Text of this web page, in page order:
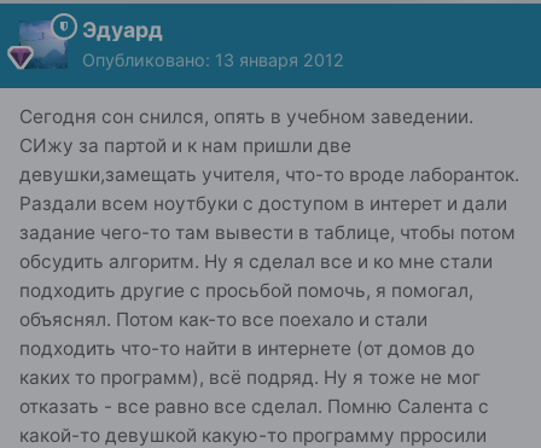
Эдуард
Опубликовано: 13 января 2012
Сегодня сон снился, опять в учебном заведении.
СИжу за партой и к нам пришли две
девушки,замещать учителя, что-то вроде лаборанток.
Раздали всем ноутбуки с доступом в интерет и дали
задание чего-то там вывести в таблице, чтобы потом
обсудить алгоритм. Ну я сделал все и ко мне стали
подходить другие с просьбой помочь, я помогал,
объяснял. Потом как-то все поехало и стали
подходить что-то найти в интернете (от домов до
каких то программ), всё подряд. Ну я тоже не мог
отказать - все равно все сделал. Помню Салента с
какой-то девушкой какую-то программу прросили